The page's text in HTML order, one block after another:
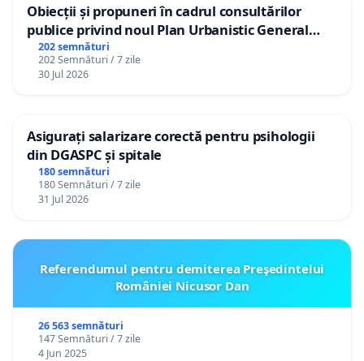
Obiecții și propuneri în cadrul consultărilor
publice privind noul Plan Urbanistic General
(PUG) Ialoveni
202 semnături
202 Semnături / 7 zile
30 Jul 2026
Asigurați salarizare corectă pentru psihologii
din DGASPC și spitale
180 semnături
180 Semnături / 7 zile
31 Jul 2026
Referendumul pentru demiterea Preşedintelui
României Nicusor Dan
26 563 semnături
147 Semnături / 7 zile
4 Jun 2025